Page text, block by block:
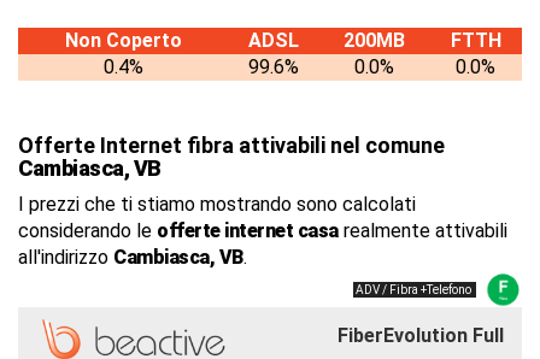
Non Coperto ADSL 200MB
FTTH
0.4%
99.6% 0.0% 0.0%
Offerte Internet fibra attivabili nel comune
Cambiasca, VB
I prezzi che ti stiamo mostrando sono calcolati
considerando le offerte internet casarealmente attivabili
all'indirizzo Cambiasca, VB.
ADV / Fibra +Telefono
FiberEvolution Full